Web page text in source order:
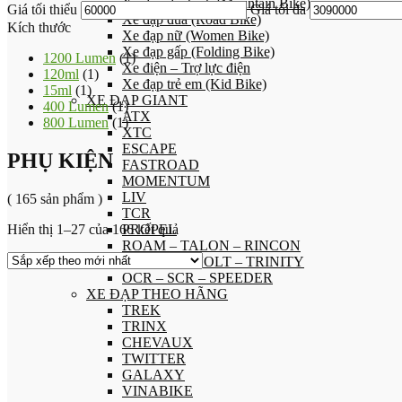
Xe đạp địa hình (Mountain Bike)
Xe đạp đua (Road Bike)
Xe đạp nữ (Women Bike)
Xe đạp gấp (Folding Bike)
Xe điện – Trợ lực điện
Xe đạp trẻ em (Kid Bike)
XE ĐẠP GIANT
ATX
XTC
ESCAPE
FASTROAD
MOMENTUM
LIV
TCR
PROPEL
ROAM – TALON – RINCON
DEFY – REVOLT – TRINITY
OCR – SCR – SPEEDER
XE ĐẠP THEO HÃNG
TREK
TRINX
CHEVAUX
TWITTER
GALAXY
VINABIKE
Giá tối thiểu
Giá tối đa
Kích thước
1200 Lumen (1)
120ml (1)
15ml (1)
400 Lumen (1)
800 Lumen (1)
PHỤ KIỆN
( 165 sản phẩm )
Hiển thị 1–27 của 166 kết quả